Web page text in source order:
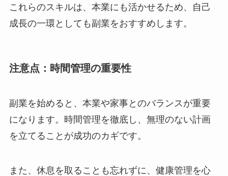
これらのスキルは、本業にも活かせるため、自己
成長の一環としても副業をおすすめします。
注意点：時間管理の重要性
副業を始めると、本業や家事とのバランスが重要
になります。時間管理を徹底し、無理のない計画
を立てることが成功のカギです。
また、休息を取ることも忘れずに、健康管理を心